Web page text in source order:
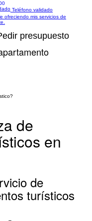
Teléfono validado
ofreciendo mis servicios de
presupuesto
de
en
de
turísticos